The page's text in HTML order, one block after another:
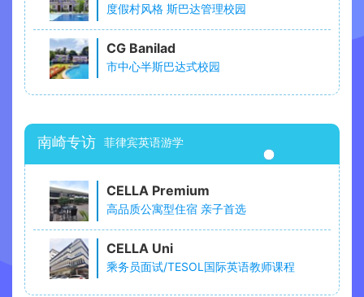
度假村风格 斯巴达管理校园
CG Banilad
市中心半斯巴达式校园
南崎专访 菲律宾英语游学
CELLA Premium
高品质公寓型住宿 亲子首选
CELLA Uni
乘务员面试/TESOL国际英语教师课程